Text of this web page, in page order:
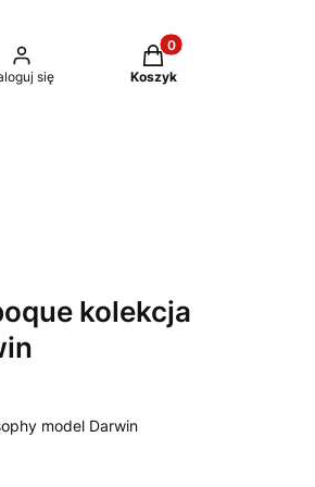
się
Produkty w koszyku:
Koszyk
kolekcja
model Darwin